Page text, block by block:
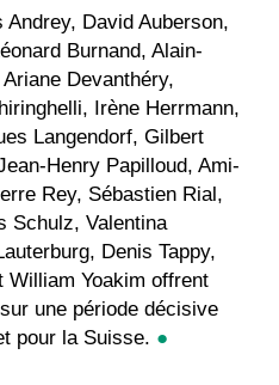
David Auberson,
Burnand, Alain-
Devanthéry,
Irène Herrmann,
Langendorf, Gilbert
Henry Papilloud, Ami-
Rey, Sébastien Rial,
Schulz, Valentina
Denis Tappy,
William Yoakim offrent
une période décisive
pour la Suisse. ●